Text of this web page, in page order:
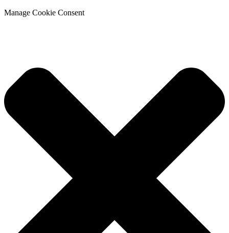
Manage Cookie Consent